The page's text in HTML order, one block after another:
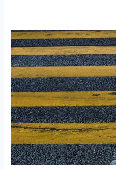
34
Tahun
2014
Marka
Jalan